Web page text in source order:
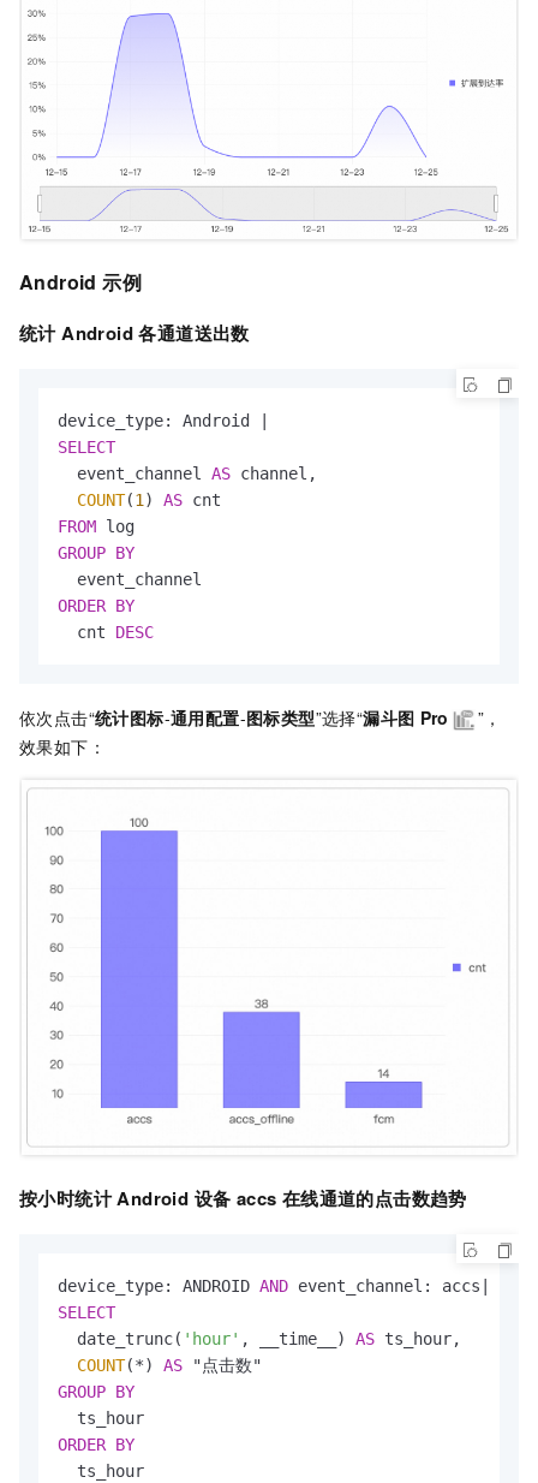
Android 示例
统计 Android 各通道送出数
device_type: Android
|
SELECT
  event_channel
AS channel,
COUNT(1 ) AS
FROM
GROUP BY
ORDER BY
  cnt
DESC
依次点击“统计图标-通用配置-图标类型”选择“漏斗图 Pro
”，
效果如下：
按小时统计 Android 设备 accs 在线通道的点击数趋势
device_type: ANDROID AND event_channel: accs
SELECT
  date_trunc(
'hour' , __time__) AS ts_hour,
COUNT(*) AS
GROUP BY
ORDER BY
  ts_hour